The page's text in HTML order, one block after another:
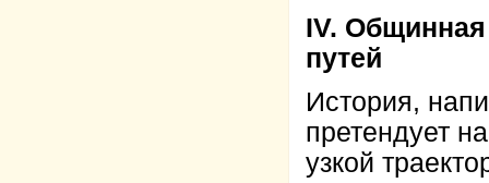
IV.
путей
История,
претендует
узкой